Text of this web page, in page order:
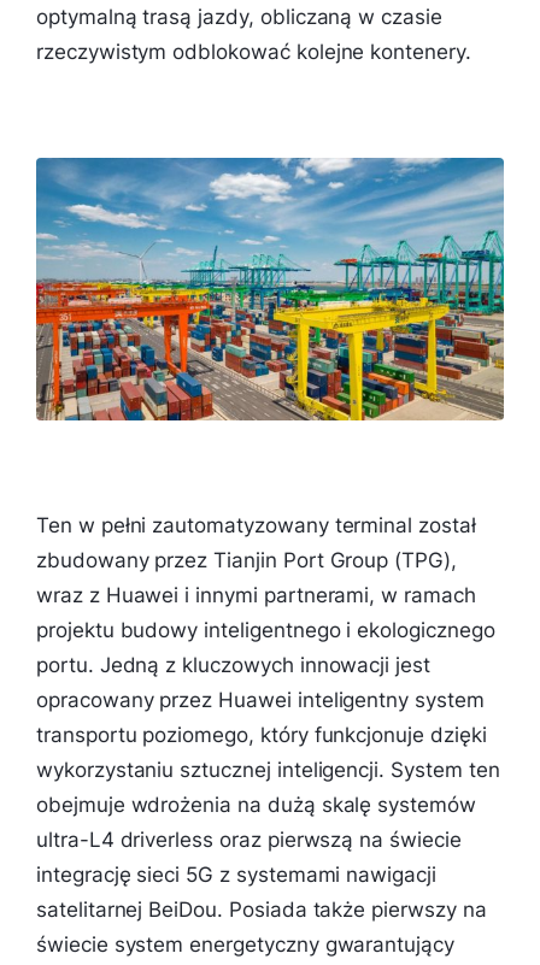
optymalną trasą jazdy, obliczaną w czasie
rzeczywistym odblokować kolejne kontenery.
Ten w pełni zautomatyzowany terminal został
zbudowany przez Tianjin Port Group (TPG),
wraz z Huawei i innymi partnerami, w ramach
projektu budowy inteligentnego i ekologicznego
portu. Jedną z kluczowych innowacji jest
opracowany przez Huawei inteligentny system
transportu poziomego, który funkcjonuje dzięki
wykorzystaniu sztucznej inteligencji. System ten
obejmuje wdrożenia na dużą skalę systemów
ultra-L4 driverless oraz pierwszą na świecie
integrację sieci 5G z systemami nawigacji
satelitarnej BeiDou. Posiada także pierwszy na
świecie system energetyczny gwarantujący